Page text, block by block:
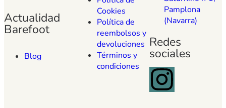
Actualidad
Barefoot
Blog
Cookies
Política de
reembolsos y
devoluciones
Términos y
condiciones
Pamplona
(Navarra)
Redes
sociales